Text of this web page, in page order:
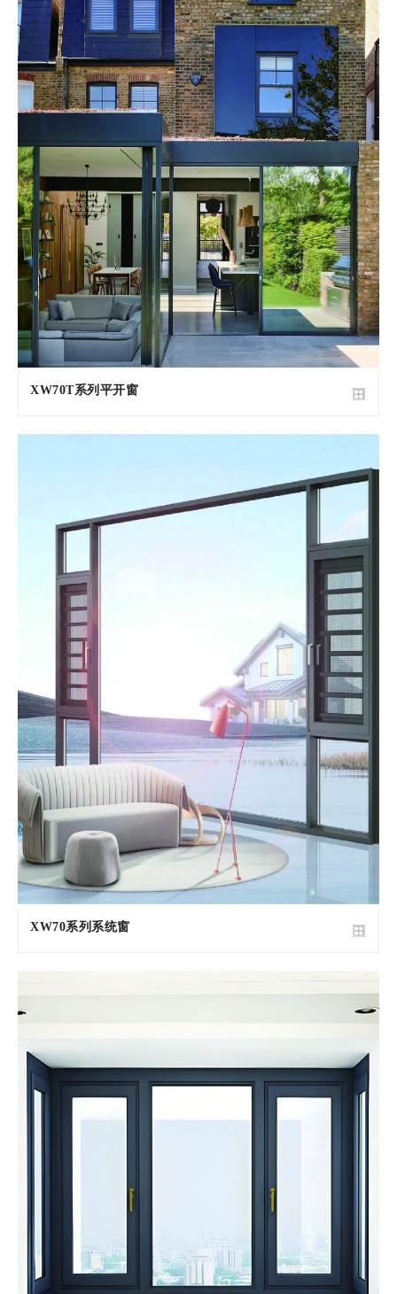
XW70T系列平开窗
XW70系列系统窗